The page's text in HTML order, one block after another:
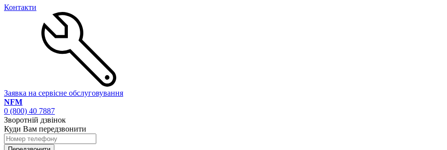
Контакти
Заявка на сервісне обслуговування
NFM
0 (800) 40 7887
Зворотній дзвінок
Куди Вам передзвонити